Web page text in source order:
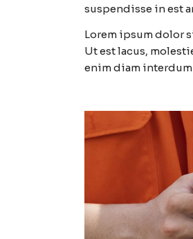
suspendisse in est
Lorem ipsum dolor
Ut est lacus,
enim diam interdum